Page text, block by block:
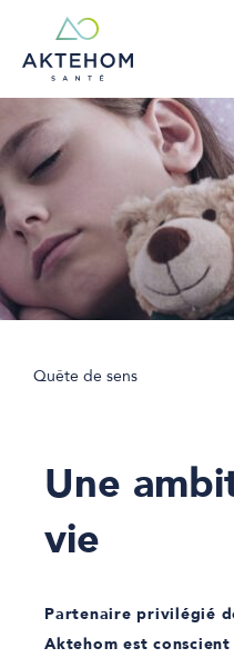
Quête de sens
Une
vie
Partenaire privilégié
Aktehom est